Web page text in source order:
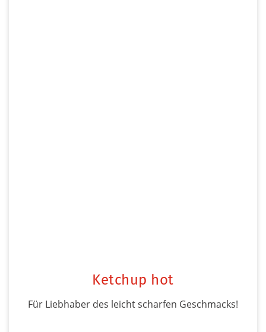
Ketchup hot
Für Liebhaber des leicht scharfen Geschmacks!